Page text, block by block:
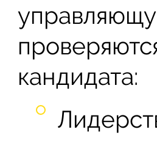
кандидата: